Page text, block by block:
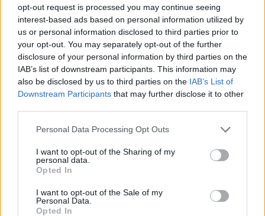
opt-out request is processed you may continue seeing
interest-based ads based on personal information utilized by
us or personal information disclosed to third parties prior to
your opt-out. You may separately opt-out of the further
disclosure of your personal information by third parties on the
IAB’s list of downstream participants. This information may
also be disclosed by us to third parties on the IAB’s List of
Downstream Participants that may further disclose it to other
Please note that this website/app uses one or more Google
not limited to your visit or usage behaviour. You may click to
grant or deny consent to Google and its third-party tags to
use your data for below specified purposes in below Google
consent section.
Personal Data Processing Opt Outs
I want to opt-out of the Sharing of my
personal data.
Opted In
I want to opt-out of the Sale of my
Personal Data.
Opted In
Β.Σ. Καρούλιας: Τζίρος 98,7
εκατ. ευρώ και αύξηση
στοιχήματα σε low & non
Deloitte Ελλάδος:
Χρηματοοικονομικός
είσοδο στην πολωνική
Η Chery επενδύει 75 εκατ. δολάρια στην KG Mobility